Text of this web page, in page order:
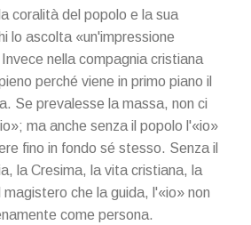
coralità del popolo e la sua
lo ascolta «un'impressione
nella compagnia cristiana
perché viene in primo piano il
Se prevalesse la massa, non ci
ma anche senza il popolo l'«io»
fino in fondo sé stesso. Senza il
la Cresima, la vita cristiana, la
magistero che la guida, l'«io» non
come persona.